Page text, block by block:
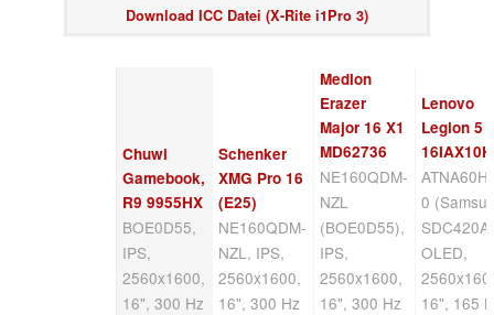
Download ICC Datei (X-Rite i1Pro 3)
Chuwi
Gamebook,
R9 9955HX
BOE0D55,
IPS,
2560x1600,
16", 300 Hz
Schenker
XMG Pro 16
(E25)
NE160QDM-
NZL, IPS,
2560x1600,
16", 300 Hz
Medion
Erazer
Major 16 X1
MD62736
NE160QDM-
NZL
(BOE0D55),
IPS,
2560x1600,
16", 300 Hz
Lenovo
Legion 5
16IAX10H
0
OLED,
16", 165